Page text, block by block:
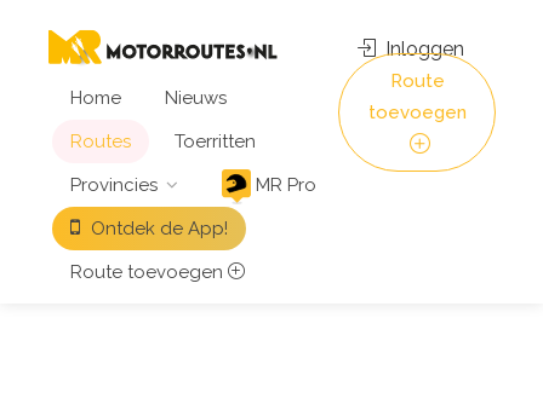
Home
Nieuws
Routes
Toerritten
Provincies
MR Pro
Ontdek de App!
Route toevoegen
Inloggen
Route
toevoegen